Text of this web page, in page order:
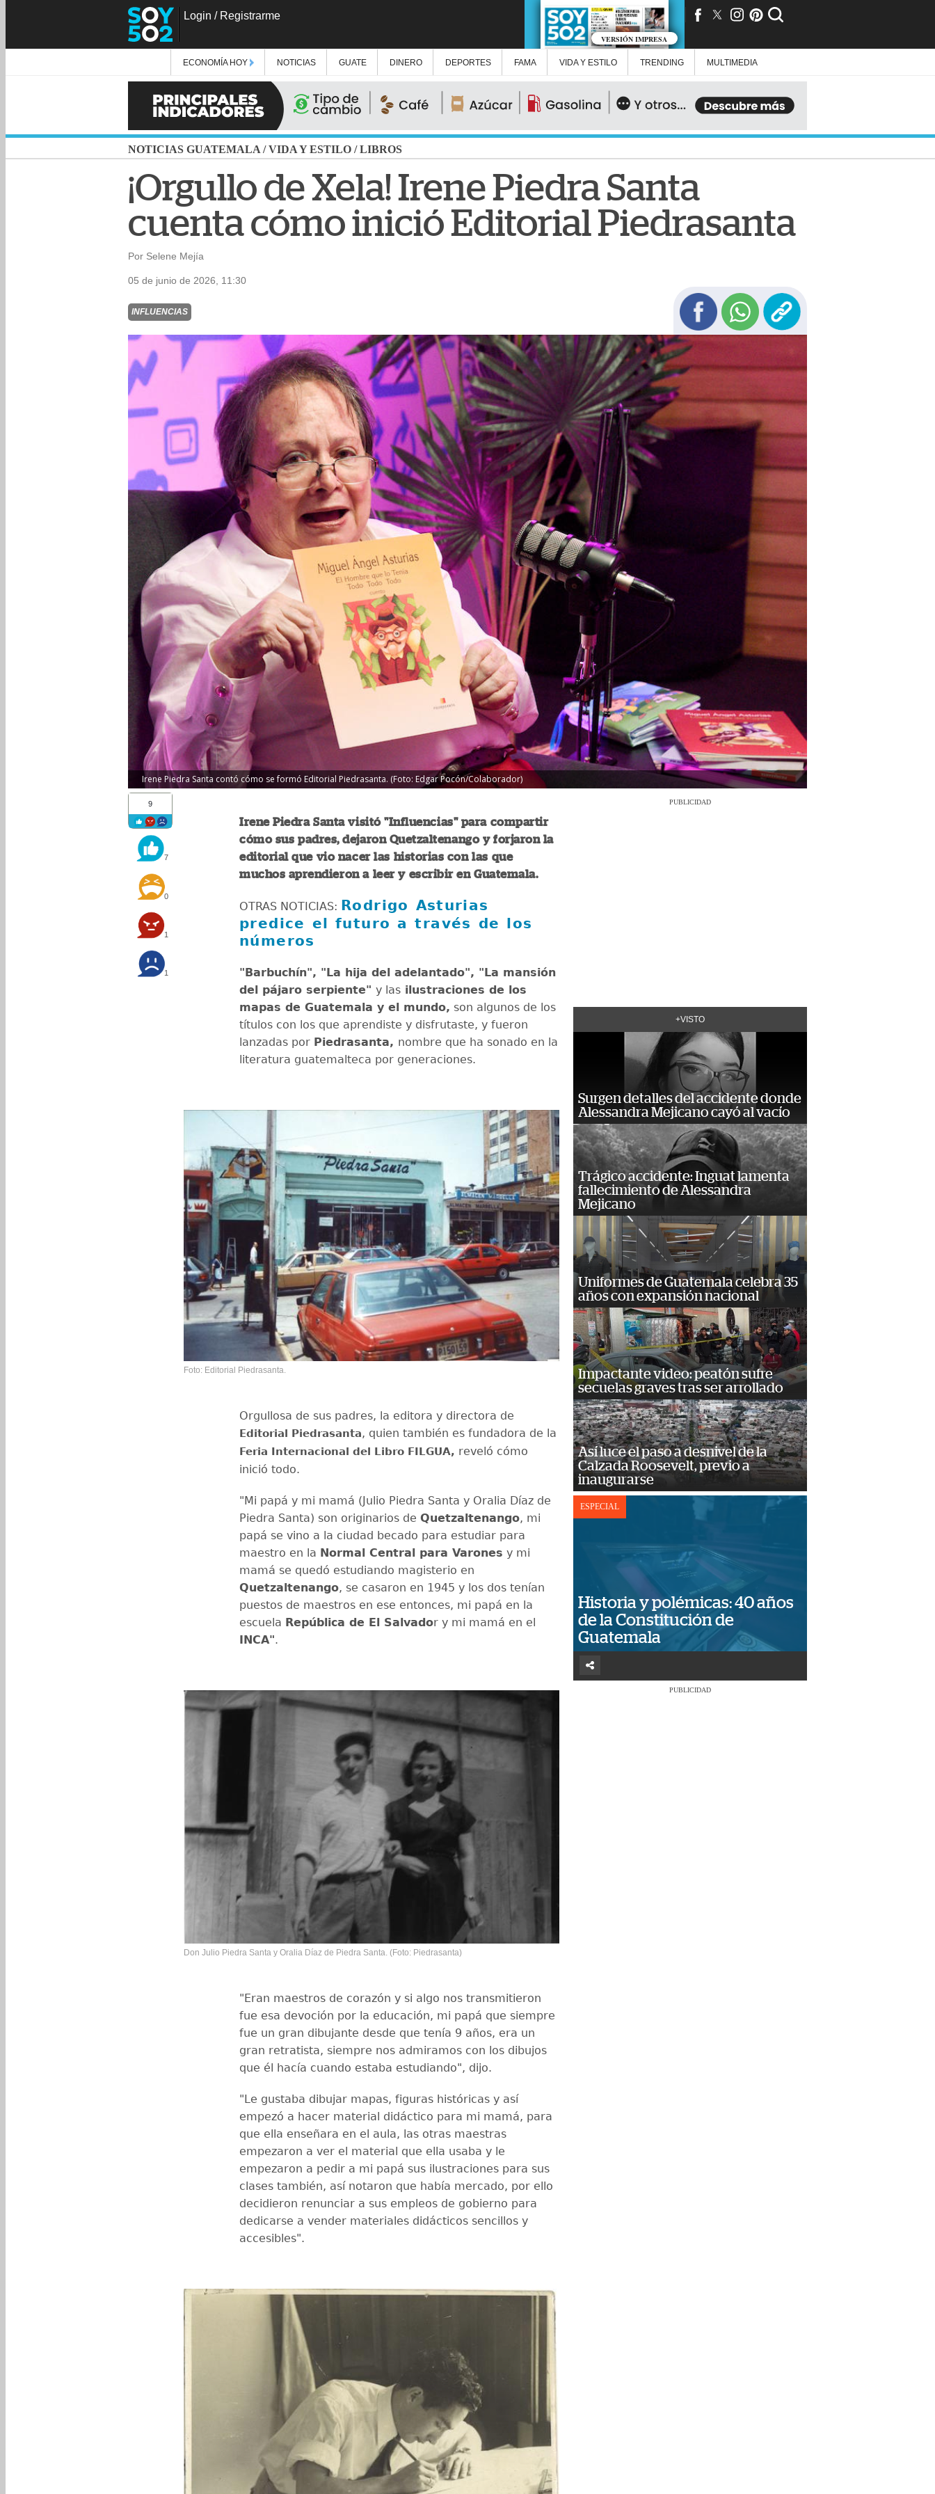
Login / Registrarme
VERSIÓN IMPRESA
ECONOMÍA HOY NOTICIAS GUATE DINERO DEPORTES FAMA VIDA Y ESTILO TRENDING MULTIMEDIA
NOTICIAS GUATEMALA /VIDA Y ESTILO /LIBROS
¡Orgullo de Xela! Irene Piedra Santa
cuenta cómo inició Editorial Piedrasanta
Por Selene Mejía
05 de junio de 2026, 11:30
INFLUENCIAS
Irene Piedra Santa contó cómo se formó Editorial Piedrasanta. (Foto: Edgar Pocón/Colaborador)
9
7
0
1
1
Irene Piedra Santa visitó "Influencias" para compartir
cómo sus padres, dejaron Quetzaltenango y forjaron la
editorial que vio nacer las historias con las que
muchos aprendieron a leer y escribir en Guatemala.
OTRAS NOTICIAS: Rodrigo Asturias
predice el futuro a través de los
números
"Barbuchín", "La hija del adelantado", "La mansión
del pájaro serpiente" y las ilustraciones de los
mapas de Guatemala y el mundo, son algunos de los
títulos con los que aprendiste y disfrutaste, y fueron
lanzadas por Piedrasanta, nombre que ha sonado en la
literatura guatemalteca por generaciones.
Foto: Editorial Piedrasanta.
Orgullosa de sus padres, la editora y directora de
Editorial Piedrasanta, quien también es fundadora de la
Feria Internacional del Libro FILGUA, reveló cómo
inició todo.
"Mi papá y mi mamá (Julio Piedra Santa y Oralia Díaz de
Piedra Santa) son originarios de Quetzaltenango, mi
papá se vino a la ciudad becado para estudiar para
maestro en la Normal Central para Varones y mi
mamá se quedó estudiando magisterio en
Quetzaltenango, se casaron en 1945 y los dos tenían
puestos de maestros en ese entonces, mi papá en la
escuela República de El Salvador y mi mamá en el
INCA".
Don Julio Piedra Santa y Oralia Díaz de Piedra Santa. (Foto: Piedrasanta)
"Eran maestros de corazón y si algo nos transmitieron
fue esa devoción por la educación, mi papá que siempre
fue un gran dibujante desde que tenía 9 años, era un
gran retratista, siempre nos admiramos con los dibujos
que él hacía cuando estaba estudiando", dijo.
"Le gustaba dibujar mapas, figuras históricas y así
empezó a hacer material didáctico para mi mamá, para
que ella enseñara en el aula, las otras maestras
empezaron a ver el material que ella usaba y le
empezaron a pedir a mi papá sus ilustraciones para sus
clases también, así notaron que había mercado, por ello
decidieron renunciar a sus empleos de gobierno para
dedicarse a vender materiales didácticos sencillos y
accesibles".
PUBLICIDAD
+VISTO
Surgen detalles del accidente donde
Alessandra Mejicano cayó al vacío
Trágico accidente: Inguat lamenta
fallecimiento de Alessandra
Mejicano
Uniformes de Guatemala celebra 35
años con expansión nacional
Impactante video: peatón sufre
secuelas graves tras ser arrollado
Así luce el paso a desnivel de la
Calzada Roosevelt, previo a
inaugurarse
ESPECIAL
Historia y polémicas: 40 años
de la Constitución de
Guatemala
PUBLICIDAD